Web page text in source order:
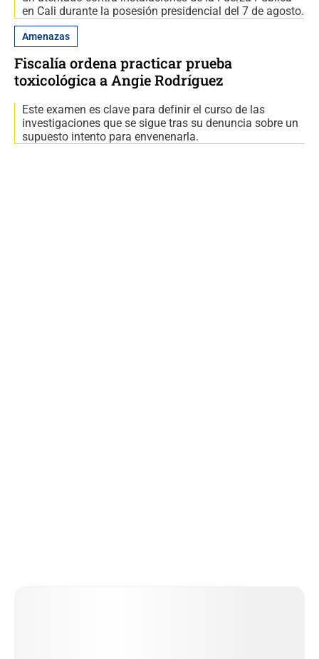
en Cali durante la posesión presidencial del 7 de agosto.
Amenazas
Fiscalía ordena practicar prueba
toxicológica a Angie Rodríguez
Este examen es clave para definir el curso de las
investigaciones que se sigue tras su denuncia sobre un
supuesto intento para envenenarla.